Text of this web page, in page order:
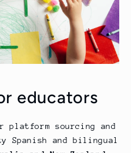
educators
platform sourcing and
Spanish and bilingual